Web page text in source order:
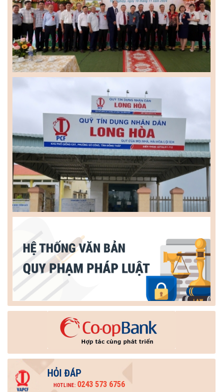
HỎI ĐÁP
HOTLINE: 0243 573 6756